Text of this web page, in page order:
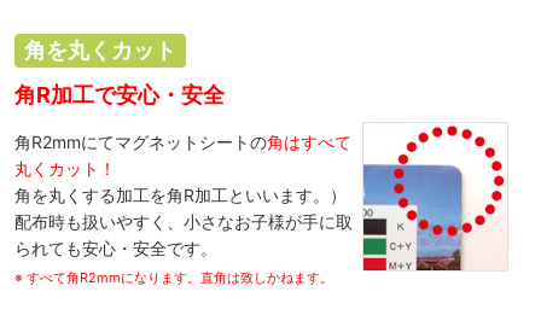
角を丸くカット
角R加工で安心・安全
角R2mmにてマグネットシートの角はすべて
丸くカット！
角を丸くする加工を角R加工といいます。）
配布時も扱いやすく、小さなお子様が手に取
られても安心・安全です。
※ すべて角R2mmになります。直角は致しかねます。